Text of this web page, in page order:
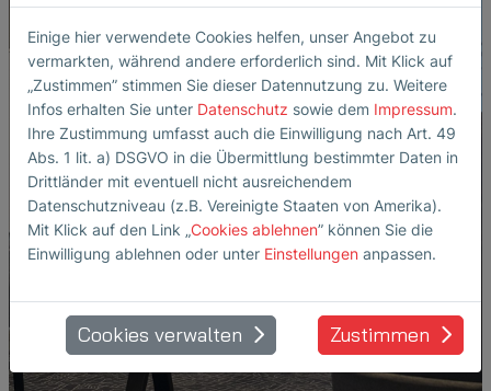
Einige hier verwendete Cookies helfen, unser Angebot zu
vermarkten, während andere erforderlich sind. Mit Klick auf
„Zustimmen” stimmen Sie dieser Datennutzung zu. Weitere
Infos erhalten Sie unter Datenschutz sowie dem Impressum.
Ihre Zustimmung umfasst auch die Einwilligung nach Art. 49
Abs. 1 lit. a) DSGVO in die Übermittlung bestimmter Daten in
Drittländer mit eventuell nicht ausreichendem
Datenschutzniveau (z.B. Vereinigte Staaten von Amerika).
Mit Klick auf den Link „Cookies ablehnen” können Sie die
Einwilligung ablehnen oder unter Einstellungen anpassen.
Cookies verwalten Zustimmen